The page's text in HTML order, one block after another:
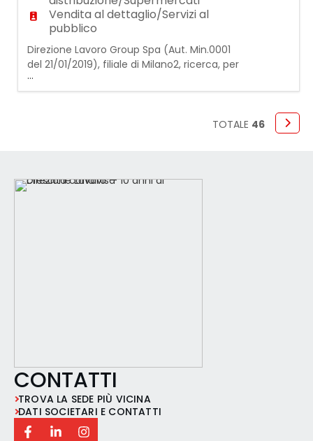
Vendita al dettaglio/Servizi al
pubblico
Direzione Lavoro Group Spa (Aut. Min.0001
del 21/01/2019), filiale di Milano2, ricerca, per
azienda operante nel settore della Grande
Distribuzione: 2 SCAFFALISTI PART TIME La
attività: - rifornimento scaffali; - controllo
...
TOTALE 46
CONTATTI
TROVA LA SEDE PIÙ VICINA
DATI SOCIETARI E CONTATTI